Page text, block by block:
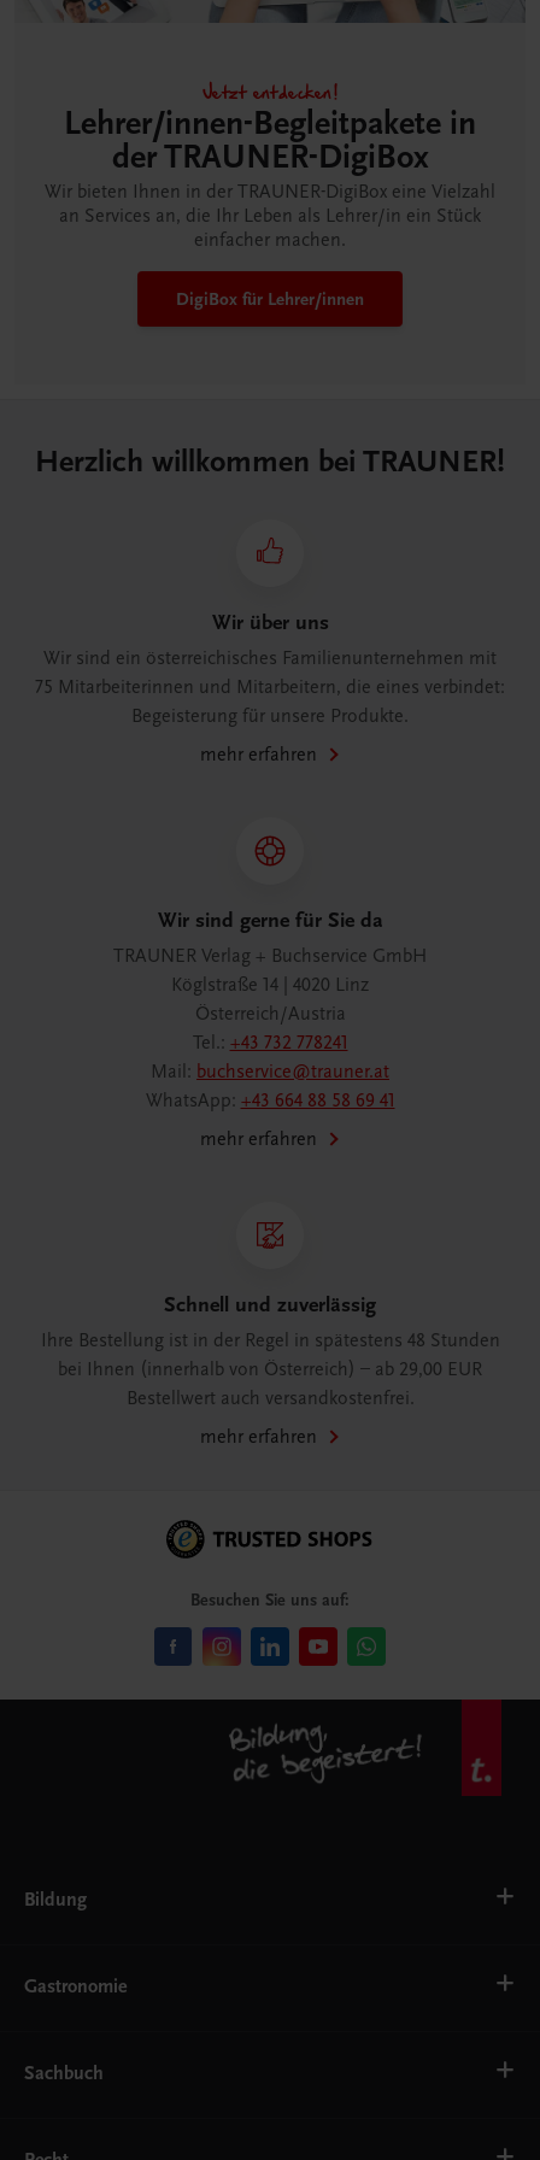
Jetzt entdecken!
Lehrer/innen-Begleitpakete in
der TRAUNER-DigiBox
Wir bieten Ihnen in der TRAUNER-DigiBox eine Vielzahl
an Services an, die Ihr Leben als Lehrer/in ein Stück
einfacher machen.
DigiBox für Lehrer/innen
Herzlich willkommen bei TRAUNER!
Wir über uns
Wir sind ein österreichisches Familienunternehmen mit
75 Mitarbeiterinnen und Mitarbeitern, die eines verbindet:
Begeisterung für unsere Produkte.
mehr erfahren
Wir sind gerne für Sie da
TRAUNER Verlag + Buchservice GmbH
Köglstraße 14 | 4020 Linz
Österreich/Austria
Tel.: +43 732 778241
Mail: buchservice@trauner.at
WhatsApp: +43 664 88 58 69 41
mehr erfahren
Schnell und zuverlässig
Ihre Bestellung ist in der Regel in spätestens 48 Stunden
bei Ihnen (innerhalb von Österreich) – ab 29,00 EUR
Bestellwert auch versandkostenfrei.
mehr erfahren
Besuchen Sie uns auf:
Bildung
AHS
EWF/ZWF
FW
Gastronomie
Getränke
Service
Sachbuch